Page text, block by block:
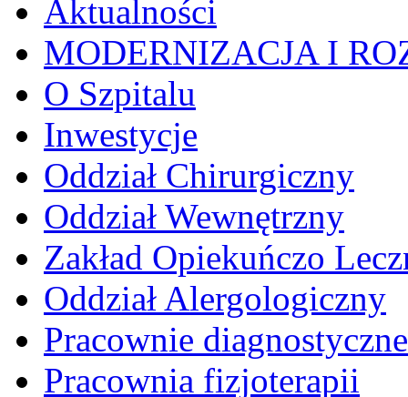
Aktualności
MODERNIZACJA I
O Szpitalu
Inwestycje
Oddział Chirurgiczny
Oddział Wewnętrzny
Zakład Opiekuńczo
Oddział Alergologiczny
Pracownie diagnostyczne
Pracownia fizjoterapii